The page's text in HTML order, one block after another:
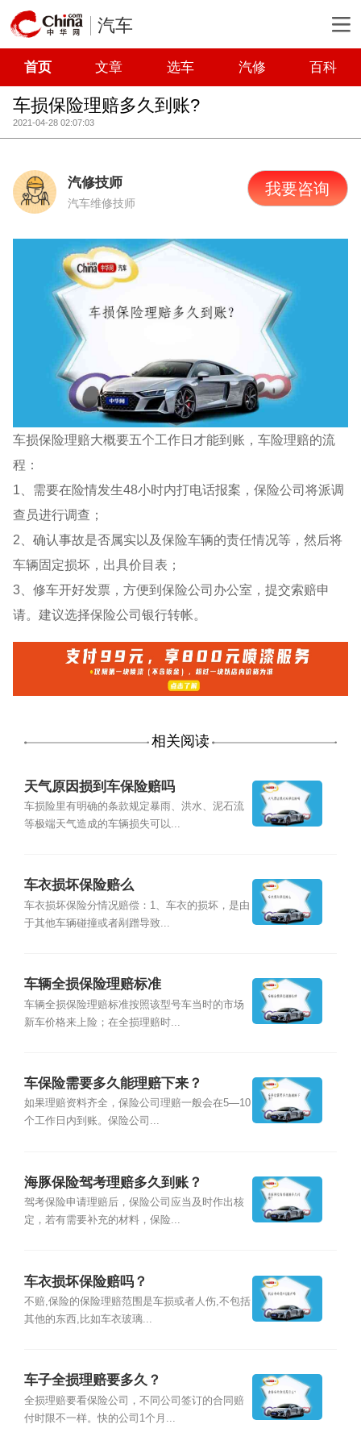
汽车
首页 文章 选车 汽修 百科
车损保险理赔多久到账?
2021-04-28 02:07:03
汽修技师
汽车维修技师
我要咨询
车损保险理赔大概要五个工作日才能到账，车险理赔的流
程：
1、需要在险情发生48小时内打电话报案，保险公司将派调
查员进行调查；
2、确认事故是否属实以及保险车辆的责任情况等，然后将
车辆固定损坏，出具价目表；
3、修车开好发票，方便到保险公司办公室，提交索赔申
请。建议选择保险公司银行转帐。
相关阅读
天气原因损到车保险赔吗
车损险里有明确的条款规定暴雨、洪水、泥石流
等极端天气造成的车辆损失可以...
车衣损坏保险赔么
车衣损坏保险分情况赔偿：1、车衣的损坏，是由
于其他车辆碰撞或者剐蹭导致...
车辆全损保险理赔标准
车辆全损保险理赔标准按照该型号车当时的市场
新车价格来上险；在全损理赔时...
车保险需要多久能理赔下来？
如果理赔资料齐全，保险公司理赔一般会在5—10
个工作日内到账。保险公司...
海豚保险驾考理赔多久到账？
驾考保险申请理赔后，保险公司应当及时作出核
定，若有需要补充的材料，保险...
车衣损坏保险赔吗？
不赔,保险的保险理赔范围是车损或者人伤,不包括
其他的东西,比如车衣玻璃...
车子全损理赔要多久？
全损理赔要看保险公司，不同公司签订的合同赔
付时限不一样。快的公司1个月...